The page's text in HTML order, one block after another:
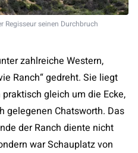
Regisseur seinen Durchbruch
zahlreiche Western,
Ranch“ gedreht. Sie liegt
gleich um die Ecke,
gelegenen Chatsworth. Das
der Ranch diente nicht
war Schauplatz von